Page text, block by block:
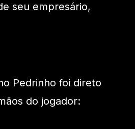
seu empresário,
Pedrinho foi direto
do jogador: